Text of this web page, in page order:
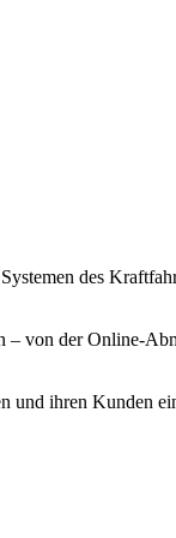
des
– von der Online-
und ihren Kunden